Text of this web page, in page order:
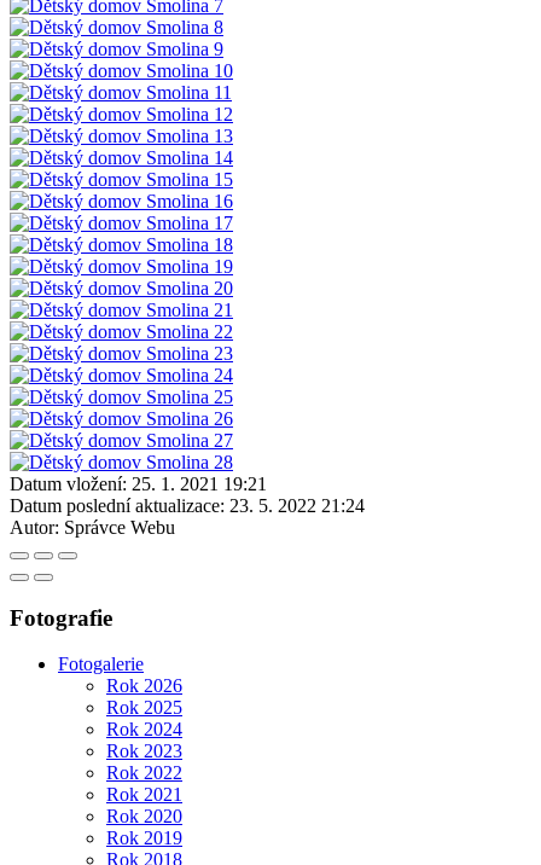
Datum vložení: 25. 1. 2021 19:21
Datum poslední aktualizace: 23. 5. 2022 21:24
Autor: Správce Webu
Fotografie
Fotogalerie
Rok 2026
Rok 2025
Rok 2024
Rok 2023
Rok 2022
Rok 2021
Rok 2020
Rok 2019
Rok 2018